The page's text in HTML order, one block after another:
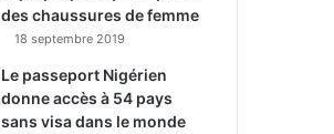
des chaussures de femme
18 septembre 2019
Le passeport Nigérien
donne accès à 54 pays
sans visa dans le monde